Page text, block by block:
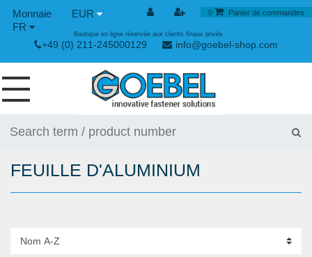
FR
EUR 0 Panier de commandes
+49 (0) 211-245000129 info@goebel-shop.com
Boutique en ligne réservée aux clients finaux privés
VIS
OUTILLAGE POUR RIVETS
FEUILLE D'ALUMINIUM